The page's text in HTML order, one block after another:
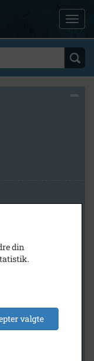
din
valgte